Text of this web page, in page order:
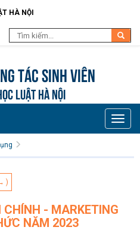
HÀ NỘI
tác sinh viên
LUẬT HÀ NỘI
Toggle
)
- MARKETING
NĂM 2023